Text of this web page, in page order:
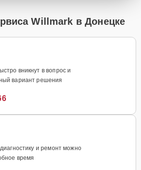
Willmark в Донецке
вникнут в вопрос и
вариант решения
и ремонт можно
время